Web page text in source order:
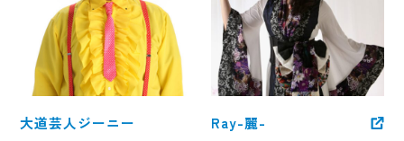
大道芸人ジーニー Ray-麗-